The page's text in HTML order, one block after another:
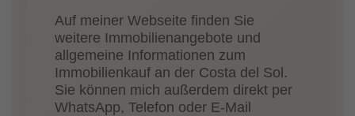
Auf meiner Webseite finden Sie
weitere Immobilienangebote und
allgemeine Informationen zum
Immobilienkauf an der Costa del Sol.
Sie können mich außerdem direkt per
WhatsApp, Telefon oder E-Mail